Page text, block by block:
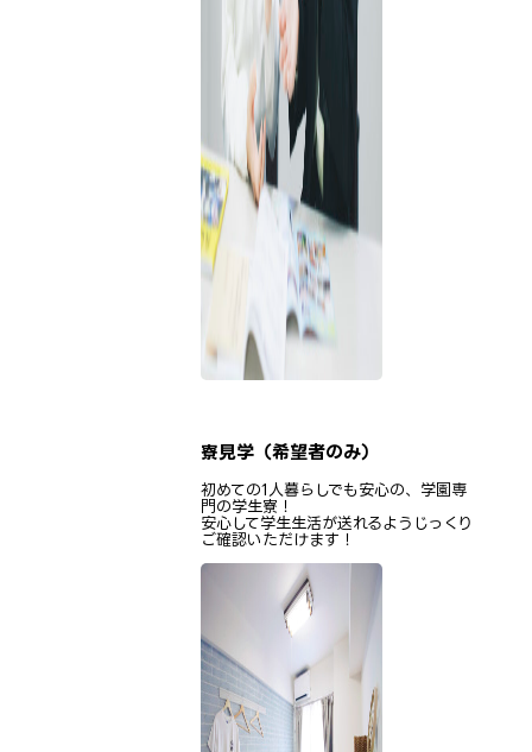
寮見学（希望者のみ）
初めての1人暮らしでも安心の、学園専
門の学生寮！
安心して学生生活が送れるようじっくり
ご確認いただけます！